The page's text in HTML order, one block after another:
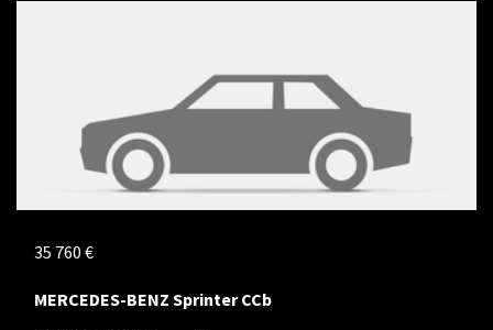
35 760 €
MERCEDES-BENZ Sprinter CCb